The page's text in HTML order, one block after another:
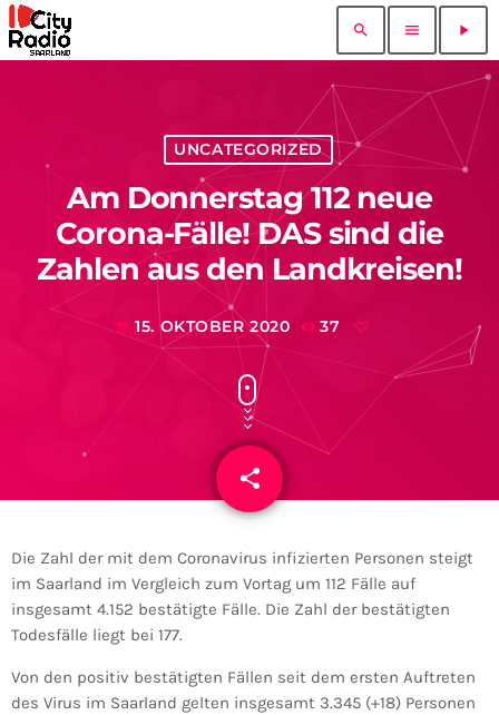
search menu play_arrow
UNCATEGORIZED
Am Donnerstag 112 neue
Corona-Fälle! DAS sind die
Zahlen aus den Landkreisen!
today 15. OKTOBER 2020 37
share
email
Die Zahl der mit dem Coronavirus infizierten Personen steigt
im Saarland im Vergleich zum Vortag um 112 Fälle auf
insgesamt 4.152 bestätigte Fälle. Die Zahl der bestätigten
Todesfälle liegt bei 177.
Von den positiv bestätigten Fällen seit dem ersten Auftreten
des Virus im Saarland gelten insgesamt 3.345 (+18) Personen